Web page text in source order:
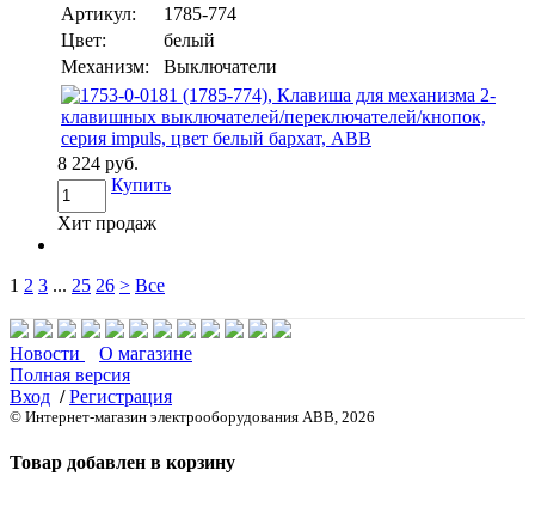
Артикул:
1785-774
Цвет:
белый
Механизм:
Выключатели
8 224 руб.
Купить
Хит продаж
1 2 3 ... 25 26 > Все
Новости
О магазине
Полная версия
Вход / Регистрация
© Интернет-магазин электрооборудования ABB, 2026
Товар добавлен в корзину